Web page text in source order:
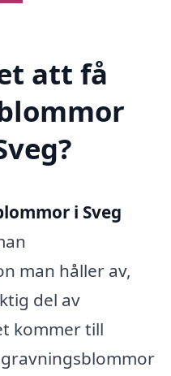
att få
i Sveg
man håller av,
del av
kommer till